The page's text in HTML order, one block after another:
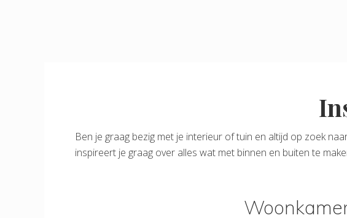
Ben je graag bezig met je interieur of tuin en altijd op zoek
inspireert je graag over alles wat met binnen en buiten te